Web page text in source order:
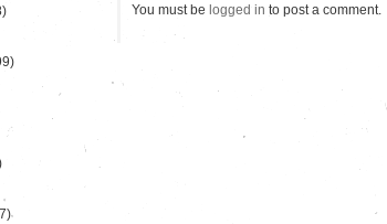
You must be logged in to post a comment.